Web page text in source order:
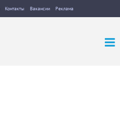
Контакты Вакансии Реклама